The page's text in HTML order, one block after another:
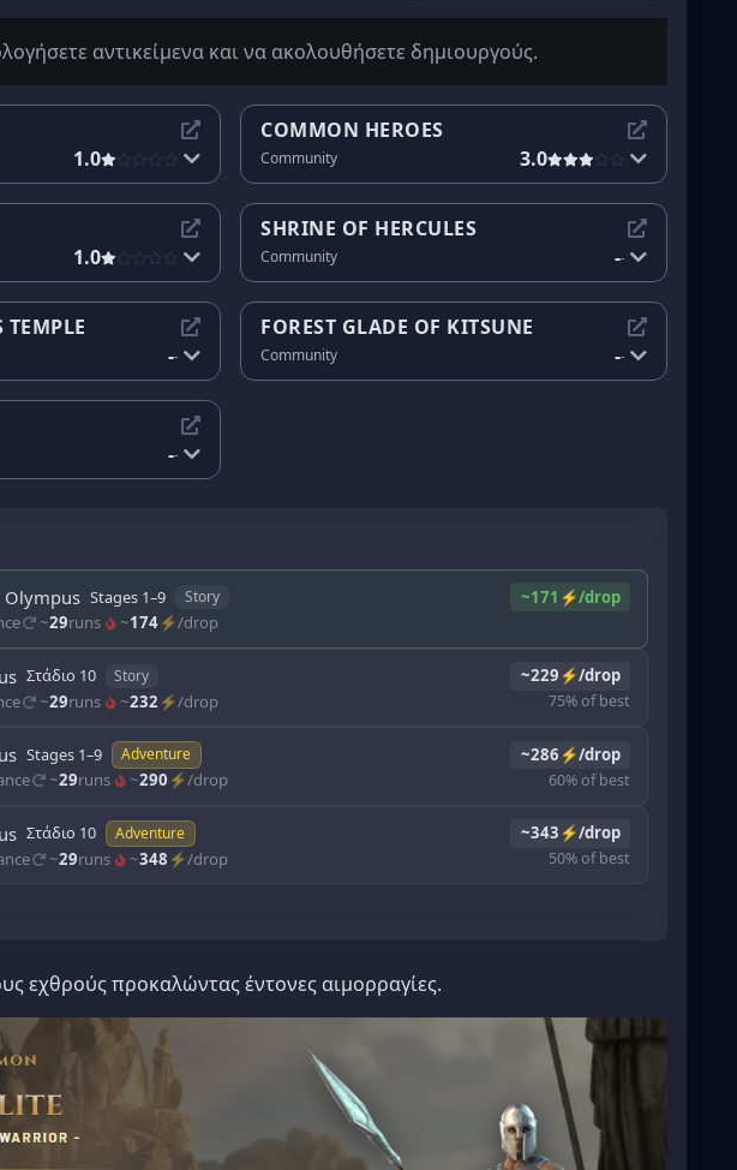
αντικείμενα και να ακολουθήσετε δημιουργούς.
1.0
COMMON HEROES
Community 3.0
1.0
SHRINE OF HERCULES
Community --
--
FOREST GLADE OF KITSUNE
Community --
--
Olympus Stages 1–9 Story
~171⚡/drop
~29runs ~174⚡/drop
Στάδιο 10 Story
~229⚡/drop
~29runs ~232 ⚡/drop 75% of best
Stages 1–9 Adventure
~286⚡/drop
~29runs ~290 ⚡/drop 60% of best
Στάδιο 10 Adventure
~343⚡/drop
~29runs ~348 ⚡/drop 50% of best
εχθρούς προκαλώντας έντονες αιμορραγίες.